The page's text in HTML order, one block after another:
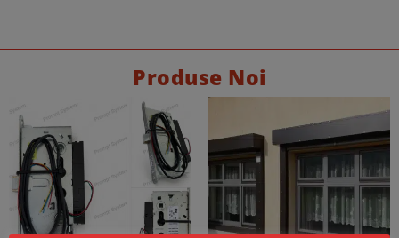
Produse Noi